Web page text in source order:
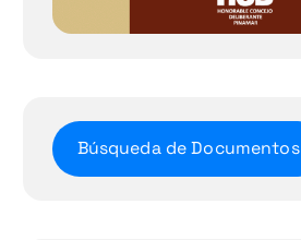
Búsqueda de Documentos